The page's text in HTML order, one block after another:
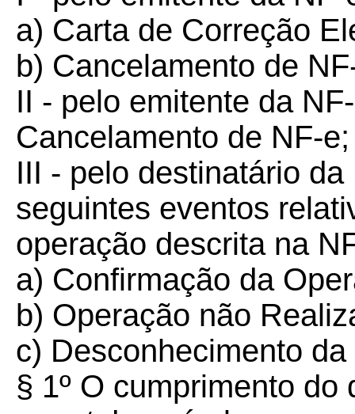
a) Carta de Correção
b) Cancelamento de
II - pelo emitente da
Cancelamento de NF-e;
III - pelo destinatário
seguintes eventos
operação descrita na
a) Confirmação da
b) Operação não
c) Desconhecimento
§ 1º O cumprimento